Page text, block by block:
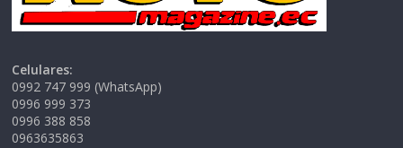
Celulares:
0992 747 999 (WhatsApp)
0996 999 373
0996 388 858
0963635863